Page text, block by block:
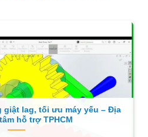
giật lag, tối ưu máy yếu – Địa
hỗ trợ TPHCM